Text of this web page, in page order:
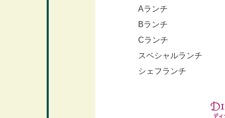
Aランチ
Bランチ
Cランチ
スペシャルランチ
シェフランチ